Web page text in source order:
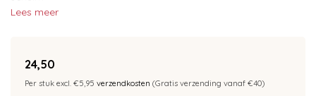
Lees meer
24,50
Per stuk excl. €5,95 verzendkosten (Gratis verzending vanaf €40)